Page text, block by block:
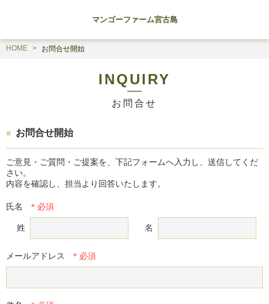
マンゴーファーム宮古島
HOME お問合せ開始
INQUIRY
お問合せ
お問合せ開始
ご意見・ご質問・ご提案を、下記フォームへ入力し、送信してくだ
さい。
内容を確認し、担当より回答いたします。
氏名
姓 名
メールアドレス